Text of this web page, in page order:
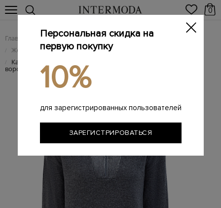
0
Главная Женщинам / Женская одежда
/ Женский трикотаж
/ Кашемировый джемпер с градиентным напылением и
воротом на молнии
Персональная скидка на
первую покупку
10%
для зарегистрированных пользователей
ЗАРЕГИСТРИРОВАТЬСЯ